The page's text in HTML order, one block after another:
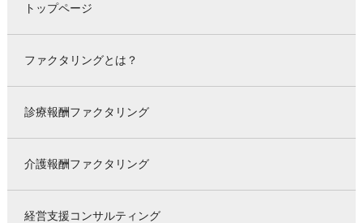
トップページ
ファクタリングとは？
診療報酬ファクタリング
介護報酬ファクタリング
経営支援コンサルティング